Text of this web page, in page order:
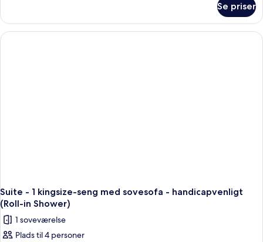
seng
med
sovesofa
-
kingsize-
Se priser
Suite - 1 kingsize-seng med sovesofa - handicapvenligt
(Roll-in Shower)
1 soveværelse
Plads til 4 personer